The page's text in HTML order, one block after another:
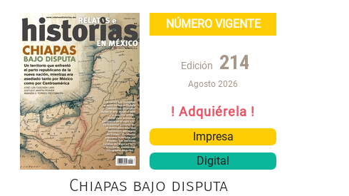
NÚMERO VIGENTE
Edición 214
Agosto 2026
! Adquiérela !
Impresa
Digital
Chiapas bajo disputa